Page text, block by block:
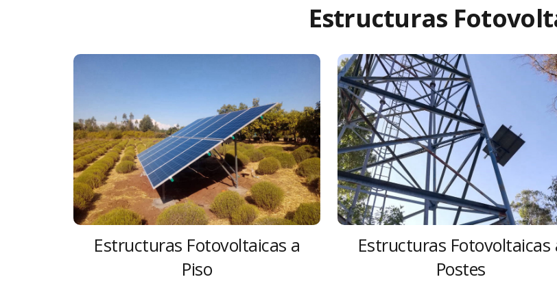
Estructuras
Estructuras Fotovoltaicas a
Piso
Estructuras Fotovoltaicas
Postes